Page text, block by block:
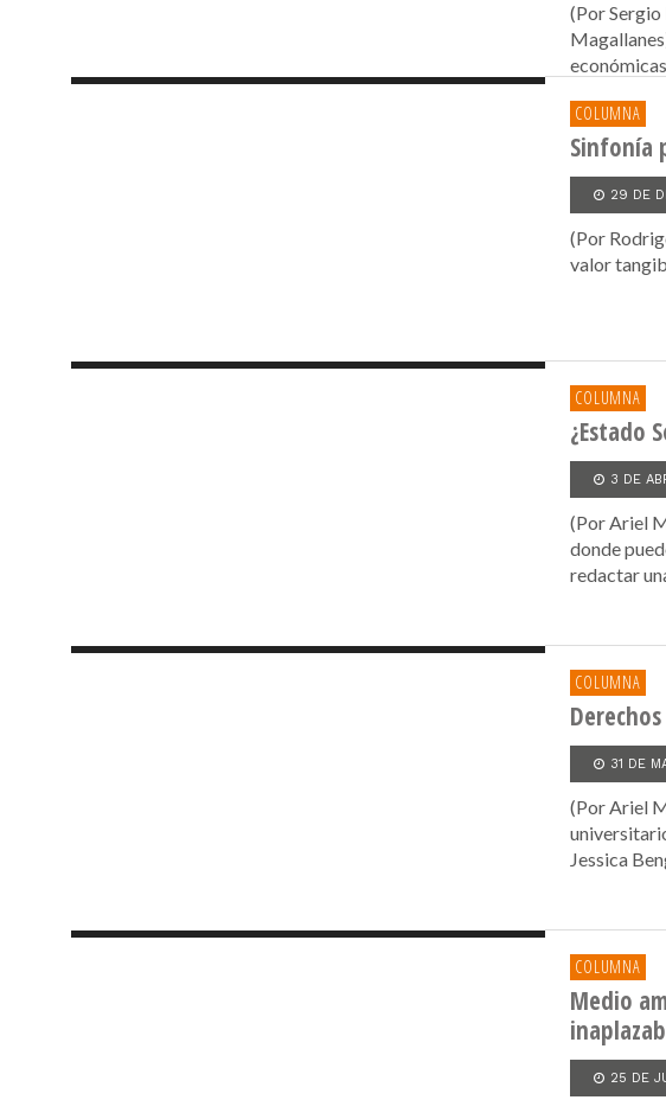
(Por
COLUMNA
Sinfonía
29 DE
(Por
valor
COLUMNA
¿Estado
3 DE
(Por Ariel
donde
redactar
COLUMNA
31 DE
(Por Ariel
Jessica
COLUMNA
Medio
25 DE